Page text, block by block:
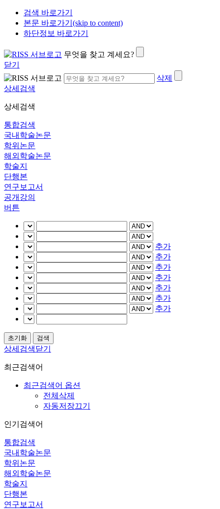
검색 바로가기
본문 바로가기(skip to content)
하단정보 바로가기
무엇을 찾고 계세요?
닫기
삭제
상세검색
상세검색
통합검색
국내학술논문
학위논문
해외학술논문
학술지
단행본
연구보고서
공개강의
버튼
추가
추가
추가
추가
추가
추가
추가
상세검색닫기
최근검색어
최근검색어 옵션
전체삭제
자동저장끄기
인기검색어
통합검색
국내학술논문
학위논문
해외학술논문
학술지
단행본
연구보고서